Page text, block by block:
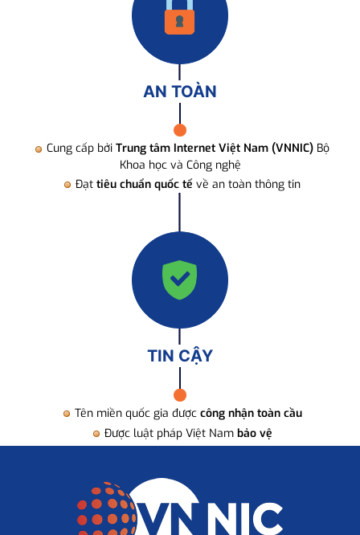
AN TOÀN
Cung cấp bởi Trung tâm Internet Việt Nam (VNNIC) Bộ
Khoa học và Công nghệ
Đạt tiêu chuẩn quốc tế về an toàn thông tin
TIN CẬY
Tên miền quốc gia được công nhận toàn cầu
Được luật pháp Việt Nam bảo vệ